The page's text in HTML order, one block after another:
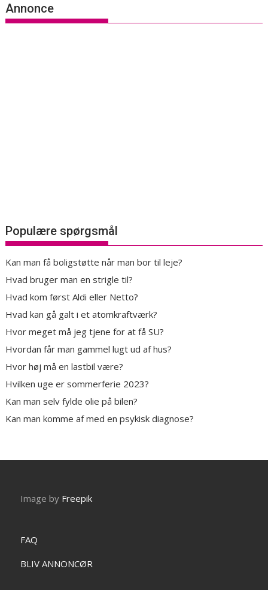
Annonce
Populære spørgsmål
Kan man få boligstøtte når man bor til leje?
Hvad bruger man en strigle til?
Hvad kom først Aldi eller Netto?
Hvad kan gå galt i et atomkraftværk?
Hvor meget må jeg tjene for at få SU?
Hvordan får man gammel lugt ud af hus?
Hvor høj må en lastbil være?
Hvilken uge er sommerferie 2023?
Kan man selv fylde olie på bilen?
Kan man komme af med en psykisk diagnose?
Image by Freepik
FAQ
BLIV ANNONCØR